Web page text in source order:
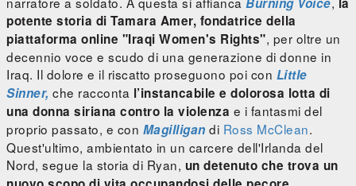
potente storia di Tamara Amer, fondatrice della
piattaforma online "Iraqi Women's Rights", per oltre un
decennio voce e scudo di una generazione di donne in
Iraq. Il dolore e il riscatto proseguono poi con Little
Sinner, che racconta l’instancabile e dolorosa lotta di
una donna siriana contro la violenza e i fantasmi del
proprio passato, e con Magilligan di Ross McClean.
Quest'ultimo, ambientato in un carcere dell'Irlanda del
Nord, segue la storia di Ryan, un detenuto che trova un